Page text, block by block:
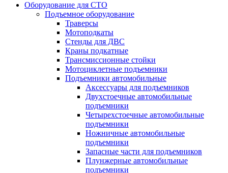
Оборудование для СТО
Подъемное оборудование
Траверсы
Мотоподкаты
Стенды для ДВС
Краны подкатные
Трансмиссионные стойки
Мотоциклетные подъемники
Подъемники автомобильные
Аксессуары для подъемников
Двухстоечные автомобильные
подъемники
Четырехстоечные автомобильные
подъемники
Ножничные автомобильные
подъемники
Запасные части для подъемников
Плунжерные автомобильные
подъемники